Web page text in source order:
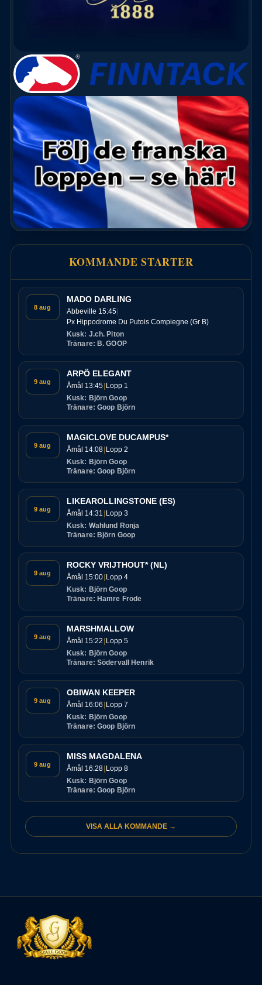
KOMMANDE STARTER
8 aug
MADO DARLING
Abbeville 15:45
Px Hippodrome Du Putois Compiegne (Gr B)
Kusk: J.ch. Piton
Tränare: B. GOOP
9 aug
ARPÖ ELEGANT
Åmål 13:45 Lopp 1
Kusk: Björn Goop
Tränare: Goop Björn
9 aug
MAGICLOVE DUCAMPUS*
Åmål 14:08 Lopp 2
Kusk: Björn Goop
Tränare: Goop Björn
9 aug
LIKEAROLLINGSTONE (ES)
Åmål 14:31 Lopp 3
Kusk: Wahlund Ronja
Tränare: Björn Goop
9 aug
ROCKY VRIJTHOUT* (NL)
Åmål 15:00 Lopp 4
Kusk: Björn Goop
Tränare: Hamre Frode
9 aug
MARSHMALLOW
Åmål 15:22 Lopp 5
Kusk: Björn Goop
Tränare: Södervall Henrik
9 aug
OBIWAN KEEPER
Åmål 16:06 Lopp 7
Kusk: Björn Goop
Tränare: Goop Björn
9 aug
MISS MAGDALENA
Åmål 16:28 Lopp 8
Kusk: Björn Goop
Tränare: Goop Björn
VISA ALLA KOMMANDE →